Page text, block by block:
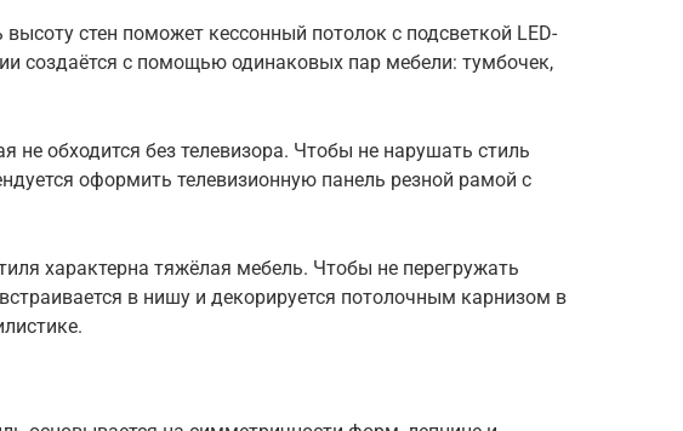
высоту стен поможет кессонный потолок с подсветкой LED-
создаётся с помощью одинаковых пар мебели: тумбочек,
не обходится без телевизора. Чтобы не нарушать стиль
оформить телевизионную панель резной рамой с
характерна тяжёлая мебель. Чтобы не перегружать
в нишу и декорируется потолочным карнизом в